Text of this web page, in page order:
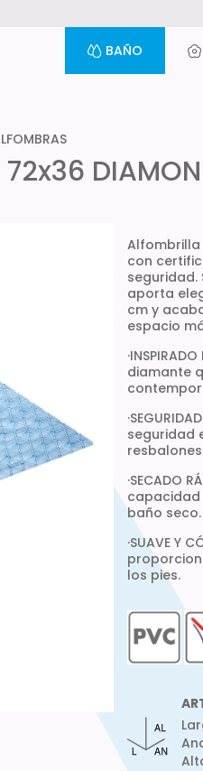
BAÑO
72x36
Alfombrilla
con
seguridad.
aporta
cm y
espacio
diamante
seguridad
·SECADO
capacidad
baño seco.
·SUAVE Y
los pies.